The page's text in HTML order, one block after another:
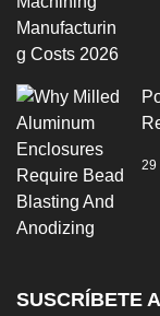
29
SUSCRÍBETE